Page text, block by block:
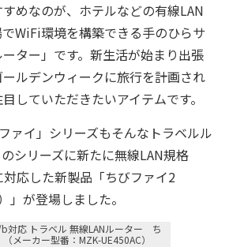
めなのが、ホテルなどの有線LAN
WiFi環境を構築できる手のひらサ
ター」です。新生活が始まり出張
ルデンウィークに旅行を計画され
していただきたいアイテムです。
ァイ」シリーズもそんなトラベルル
シリーズに新たに無線LAN規格
対応した新製品「ちびファイ2
」が登場しました。
対応 トラベル 無線LANルーター ち
メーカー型番：MZK-UE450AC）